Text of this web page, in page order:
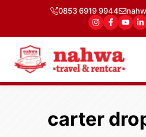
isi
0853 6919 9944
carter